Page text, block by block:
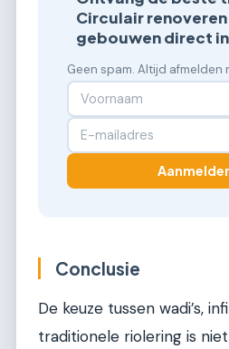
Circulair renoveren
gebouwen direct
Geen spam. Altijd afmelden
Conclusie
De keuze tussen wadi’s,
traditionele riolering is